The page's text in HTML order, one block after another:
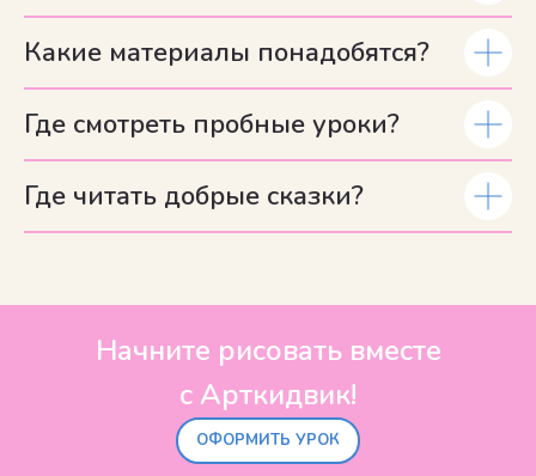
Какие материалы понадобятся?
Где смотреть пробные уроки?
Где читать добрые сказки?
Начните рисовать вместе
с Арткидвик!
ОФОРМИТЬ УРОК